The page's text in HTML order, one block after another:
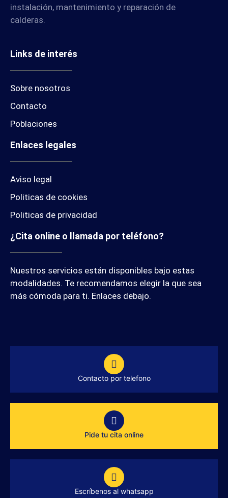
instalación, mantenimiento y reparación de
calderas.
Links de interés
Sobre nosotros
Contacto
Poblaciones
Enlaces legales
Aviso legal
Politicas de cookies
Politicas de privacidad
¿Cita online o llamada por teléfono?
Nuestros servicios están disponibles bajo estas
modalidades. Te recomendamos elegir la que sea
más cómoda para ti. Enlaces debajo.
Contacto por telefono
Pide tu cita online
Escríbenos al whatsapp